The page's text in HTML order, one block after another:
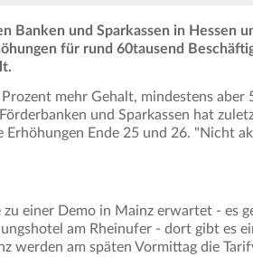
und Sparkassen in Hessen
für rund 60tausend
mehr Gehalt, mindestens aber
und Sparkassen hat
Ende 25 und 26. "Nicht
einer Demo in Mainz erwartet - es
am Rheinufer - dort gibt es
werden am späten Vormittag die